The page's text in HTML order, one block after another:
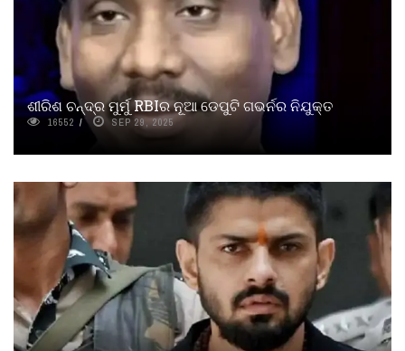
ଶୀରିଶ ଚନ୍ଦ୍ର ମୁର୍ମୁ RBIର ନୂଆ ଡେପୁଟି ଗଭର୍ନର ନିଯୁକ୍ତ
16552 SEP 29, 2025